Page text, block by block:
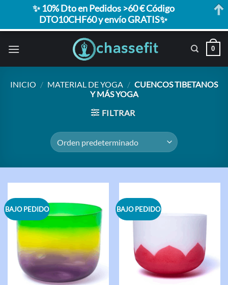
0
INICIO / MATERIAL DE YOGA / CUENCOS TIBETANOS
Y MÁS YOGA
FILTRAR
BAJO PEDIDO BAJO PEDIDO
✨ 10% Dto en Pedidos >60 € Código
DTO10CHF60 y envío GRATIS✨